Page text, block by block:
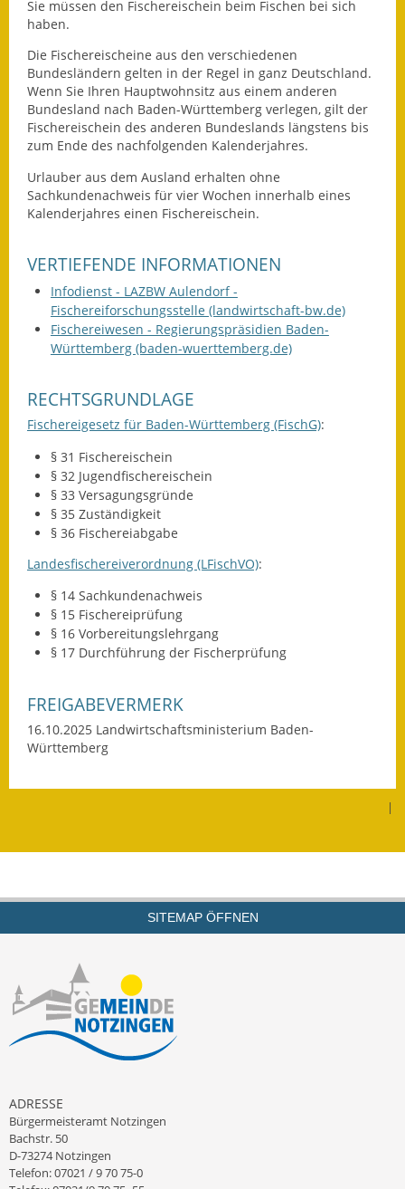
Abwassergebühr
Grundsteuerreform
Haushaltspläne
Wasserversorgung
Mitarbeiter
Notruftafel
Wahlen
Leben
Baugebiete & Bauplätze
Bauwasser/Wasser/Abwasser
Bebauungspläne
Flächennutzungsplan
Rückstausicherung von
Gebäuden
Sie müssen den Fischereischein beim Fischen bei sich
haben.
Die Fischereischeine aus den verschiedenen
Bundesländern gelten in der Regel in ganz Deutschland.
Wenn Sie Ihren Hauptwohnsitz aus einem anderen
Bundesland nach Baden-Württemberg verlegen, gilt der
Fischereischein des anderen Bundeslands längstens bis
zum Ende des nachfolgenden Kalenderjahres.
Urlauber aus dem Ausland erhalten ohne
Sachkundenachweis für vier Wochen innerhalb eines
Kalenderjahres einen Fischereischein.
VERTIEFENDE INFORMATIONEN
Infodienst - LAZBW Aulendorf -
Fischereiforschungsstelle (landwirtschaft-bw.de)
Fischereiwesen - Regierungspräsidien Baden-
Württemberg (baden-wuerttemberg.de)
RECHTSGRUNDLAGE
Fischereigesetz für Baden-Württemberg (FischG):
§ 31 Fischereischein
§ 32 Jugendfischereischein
§ 33 Versagungsgründe
§ 35 Zuständigkeit
§ 36 Fischereiabgabe
Landesfischereiverordnung (LFischVO):
§ 14Sachkundenachweis
§ 15 Fischereiprüfung
§ 16 Vorbereitungslehrgang
§ 17 Durchführung der Fischerprüfung
FREIGABEVERMERK
16.10.2025 Landwirtschaftsministerium Baden-
Württemberg
|
SITEMAP ÖFFNEN
ADRESSE
Bürgermeisteramt Notzingen
Bachstr. 50
D-73274 Notzingen
Telefon: 07021 / 9 70 75-0